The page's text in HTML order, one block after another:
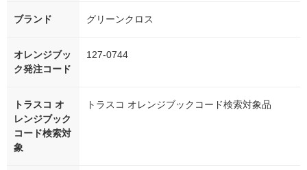
ブランド グリーンクロス
オレンジブッ
ク発注コード
127-0744
トラスコ オ
レンジブック
コード検索対
象
トラスコ オレンジブックコード検索対象品